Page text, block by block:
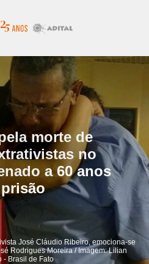
morte de
no
a 60 anos
José Cláudio Ribeiro, emociona-se
Rodrigues Moreira / Imagem: Lilian
- Brasil de Fato